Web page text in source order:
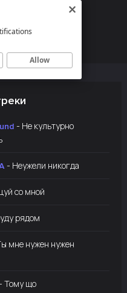
- Не культурно
- Неужели никогда
со мной
рядом
мне нужен нужен
Тому що
Allow